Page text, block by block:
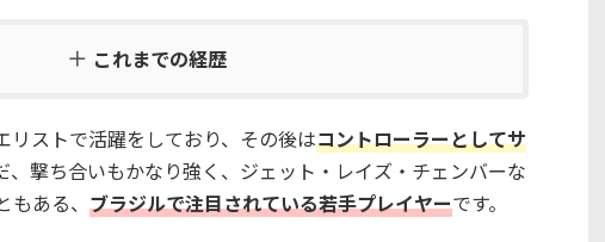
これまでの経歴
リストで活躍をしており、その後はコントローラーとしてサ
、撃ち合いもかなり強く、ジェット・レイズ・チェンバーな
ある、 ブラジルで注目されている若手プレイヤーです。